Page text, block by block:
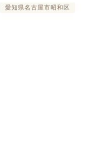
愛知県名古屋市昭和区